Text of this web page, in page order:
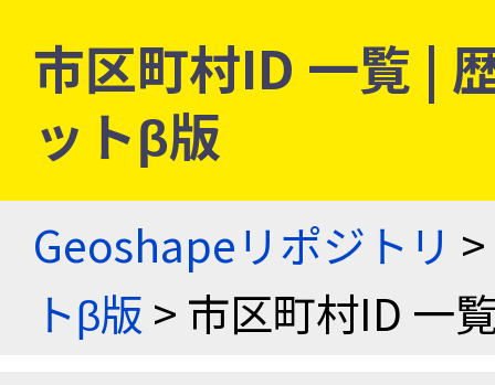
市区町村ID 一覧 |
ットβ版
Geoshapeリポジトリ >
トβ版 > 市区町村ID 一